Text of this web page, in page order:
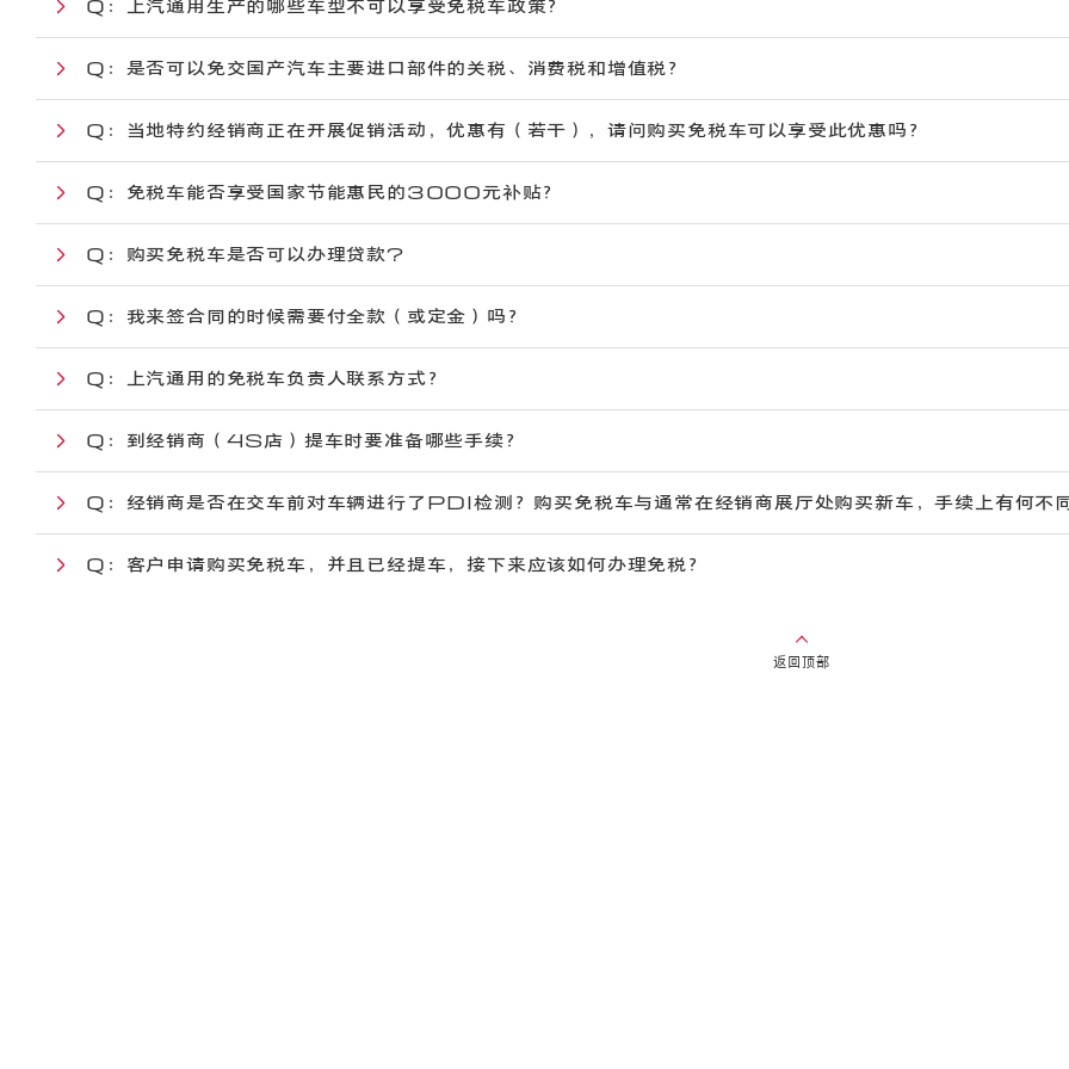
Q： 上汽通用生产的哪些车型不可以享受免税车政策？
Q： 是否可以免交国产汽车主要进口部件的关税、消费税和增值税？
Q： 当地特约经销商正在开展促销活动，优惠有（若干），请问购买免税车可以享受此优惠吗？
Q： 免税车能否享受国家节能惠民的3000元补贴？
Q： 购买免税车是否可以办理贷款?
Q： 我来签合同的时候需要付全款（或定金）吗？
Q： 上汽通用的免税车负责人联系方式？
Q： 到经销商（4S店）提车时要准备哪些手续？
Q： 经销商是否在交车前对车辆进行了PDI检测？购买免税车与通常在经销商展厅处购买新车，手续上有何不
Q： 客户申请购买免税车，并且已经提车，接下来应该如何办理免税？
返回顶部